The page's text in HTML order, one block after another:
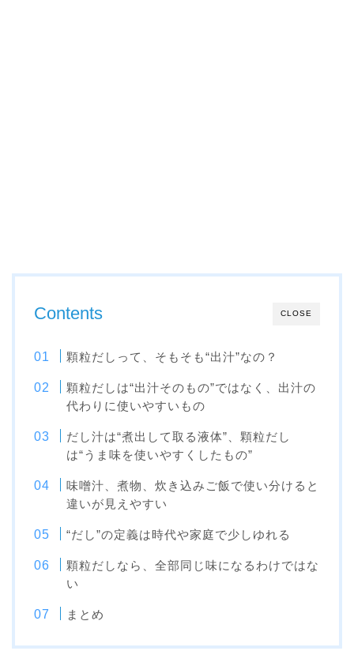
CLOSE
Contents
顆粒だしって、そもそも“出汁”なの？
顆粒だしは“出汁そのもの”ではなく、出汁の
代わりに使いやすいもの
だし汁は“煮出して取る液体”、顆粒だし
は“うま味を使いやすくしたもの”
味噌汁、煮物、炊き込みご飯で使い分けると
違いが見えやすい
“だし”の定義は時代や家庭で少しゆれる
顆粒だしなら、全部同じ味になるわけではな
い
まとめ